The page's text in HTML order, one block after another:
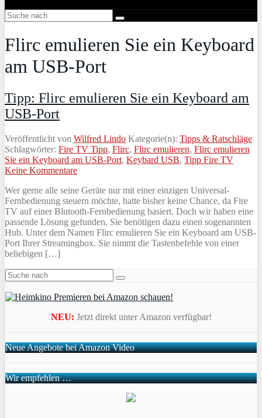
Flirc emulieren Sie ein Keyboard
am USB-Port
Tipp: Flirc emulieren Sie ein Keyboard am
USB-Port
Veröffentlicht von Wilfred Lindo Kategorie(n): Tipps & Ratschläge
Schlagwörter: Fire TV Tipp, Flirc, Flirc emulieren, Flirc emulieren
Sie ein Keyboard am USB-Port, Keybard USB, Tipp Fire TV
Keine Kommentare
Wer gerne alle seine Geräte nur mit einer einzigen Universal-
Fernbedienung steuern möchte, hatte bisher keine Chance, da Fire
TV auf einer Blutooth-Fernbedienung basiert. Doch wir haben eine
passende Lösung gefunden. Sie benötigen dazu einen sogenannten
Hub. Unter dem Namen Flirc emulieren Sie ein Keyboard am USB-
Port Ihrer Streamingbox. Sie nimmt die Tastenbefehle von einer
beliebigen […]
NEU: Jetzt direkt unter Amazon verfügbar!
Neue Angebote bei Amazon Video
Wir empfehlen …